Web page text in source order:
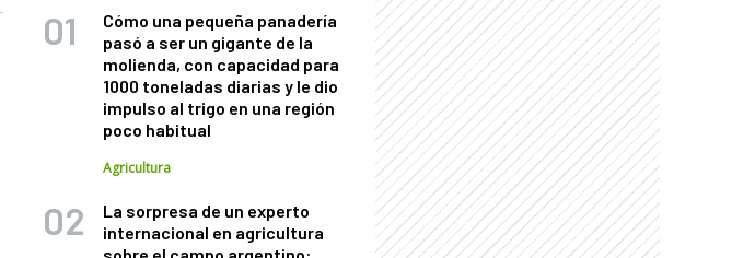
Cómo una pequeña panadería
pasó a ser un gigante de la
molienda, con capacidad para
1000 toneladas diarias y le dio
impulso al trigo en una región
poco habitual
Agricultura
La sorpresa de un experto
internacional en agricultura